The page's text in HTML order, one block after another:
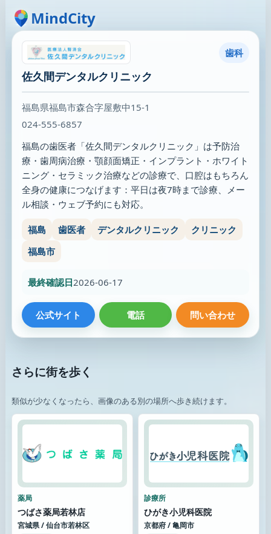
MindCity
歯科
佐久間デンタルクリニック
福島県福島市森合字屋敷中15-1
024-555-6857
福島の歯医者「佐久間デンタルクリニック」は予防治
療・歯周病治療・顎顔面矯正・インプラント・ホワイト
ニング・セラミック治療などの診療で、口腔はもちろん
全身の健康につなげます：平日は夜7時まで診療、メー
ル相談・ウェブ予約にも対応。
公式サイト 電話 問い合わせ
福島 歯医者 デンタルクリニック
クリニック
福島市
最終確認日2026-06-17
さらに街を歩く
類似が少なくなったら、画像のある別の場所へ歩き続けます。
薬局
つばさ薬局若林店
宮城県 / 仙台市若林区
診療所
ひがき小児科医院
京都府 / 亀岡市